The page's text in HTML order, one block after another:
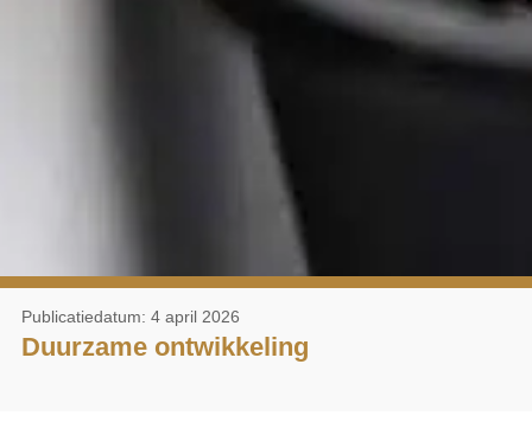
Duurzame ontwikkeling
Publicatiedatum: 4 april 2026